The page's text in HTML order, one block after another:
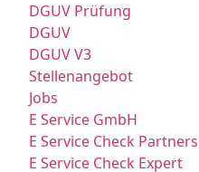
DGUV Prüfung
DGUV
DGUV V3
Stellenangebot
Jobs
E Service GmbH
E Service Check Partners
E Service Check Expert